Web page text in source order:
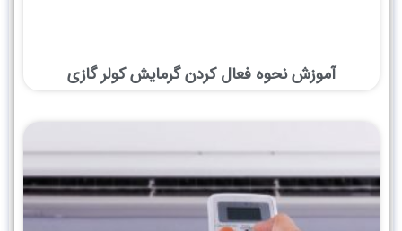
آموزش نحوه فعال کردن گرمایش کولر گازی